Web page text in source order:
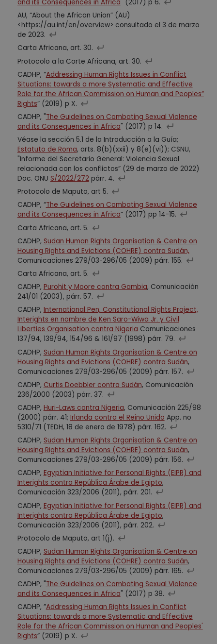
and its Consequences in Africa" (2017) p 6.
AU, “About the African Union” (AU)
<https://au.int/en/overview> consultado el 3 de marzo
de 2023.
Carta Africana, art. 30.
Protocolo a la Corte Africana, art. 30.
CADHP, “Addressing Human Rights Issues in Conflict
Situations: towards a more Systematic and Effective
Role for the African Commission on Human and Peoples”
Rights” (2019) p X.
CADHP, "The Guidelines on Combating Sexual Violence
and its Consequences in Africa" (2017) p 14.
Véase la sección 5.1 de la Introducción a la Guía;
Estatuto de Roma, arts. 8(b)(xxii) y 8(e)(vi)); CSNU,
"Informe del Secretario General: Violencia Sexual
relacionada con los conflictos” (29 de marzo de 2022)
Doc. ONU S/2022/272párr. 4.
Protocolo de Maputo, art 5.
CADHP, “The Guidelines on Combating Sexual Violence
and its Consequences in Africa” (2017) pp 14-15.
Carta Africana, art. 5.
CADHP, Sudan Human Rights Organisation & Centre on
Housing Rights and Evictions (COHRE) contra Sudán,
Comunicaciones 279/03-296/05 (2009) párr. 155.
Carta Africana, art. 5.
CADHP, Purohit y Moore contra Gambia, Comunicación
241/01 (2003), párr. 57.
CADHP, International Pen, Constitutional Rights Project,
Interights en nombre de Ken Saro-Wiwa Jr. y Civil
Liberties Organisation contra Nigeria Comunicaciones
137/94, 139/94, 154/96 & 161/97 (1998) párr. 79.
CADHP, Sudan Human Rights Organisation & Centre on
Housing Rights and Evictions (COHRE) contra Sudán,
Comunicaciones 279/03-296/05 (2009) párr. 157.
CADHP, Curtis Doebbler contra Sudán, Comunicación
236/2000 (2003) párr. 37.
CADHP, Huri-Laws contra Nigeria, Comunicación 225/98
(2000) párr. 41; Irlanda contra el Reino Unido App. no
5310/71 (TEDH, 18 de enero de 1978) párr. 162.
CADHP, Sudan Human Rights Organisation & Centre on
Housing Rights and Evictions (COHRE) contra Sudán,
Comunicaciones 279/03-296/05 (2009) párr. 156.
CADHP, Egyptian Initiative for Personal Rights (EIPR) and
Interights contra República Árabe de Egipto,
Comunicación 323/2006 (2011), párr. 201.
CADHP, Egyptian Initiative for Personal Rights (EIPR) and
Interights contra República Árabe de Egipto,
Comunicación 323/2006 (2011), párr. 202.
Protocolo de Maputo, art 1(j).
CADHP, Sudan Human Rights Organisation & Centre on
Housing Rights and Evictions (COHRE) contra Sudán,
Comunicaciones 279/03-296/05 (2009) párr. 165.
CADHP, "The Guidelines on Combating Sexual Violence
and its Consequences in Africa" (2017) p 38.
CADHP, ”Addressing Human Rights Issues in Conflict
Situations: towards a more Systematic and Effective
Role for the African Commission on Human and Peoples'
Rights” (2019) p X.